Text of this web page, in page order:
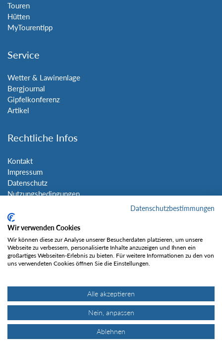
Touren
Hütten
MyTourentipp
Service
Wetter & Lawinenlage
Bergjournal
Gipfelkonferenz
Artikel
Rechtliche Infos
Kontakt
Impressum
Datenschutz
Nutzungsbedingungen
Social Media
Gefällt mir
Datenschutzbestimmungen
Wir verwenden Cookies
Wir können diese zur Analyse unserer Besucherdaten platzieren, um unsere
Webseite zu verbessern, personalisierte Inhalte anzuzeigen und Ihnen ein
großartiges Webseiten-Erlebnis zu bieten. Für weitere Informationen zu den von
uns verwendeten Cookies öffnen Sie die Einstellungen.
Alle akzeptieren
Nein, anpassen
Ablehnen